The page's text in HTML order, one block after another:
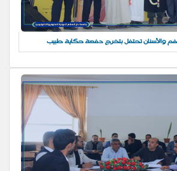
والأسنان تحتفل بتخرج دفعة حكاية طبيب